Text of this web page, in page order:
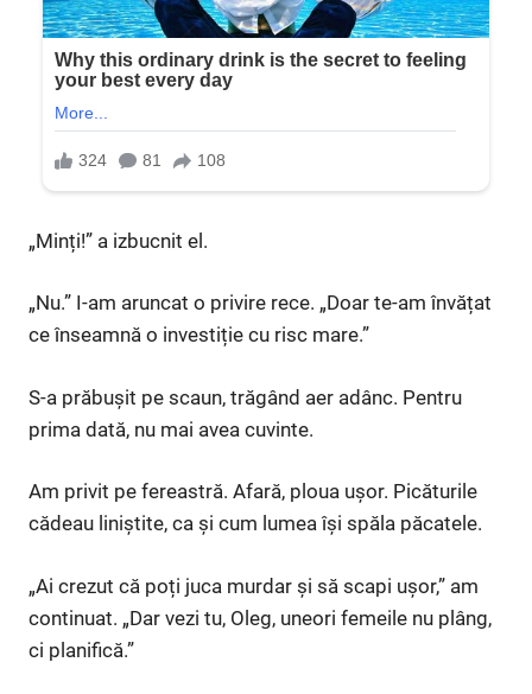
„Minți!” a izbucnit el.
„Nu.” I-am aruncat o privire rece. „Doar te-am învățat
ce înseamnă o investiție cu risc mare.”
S-a prăbușit pe scaun, trăgând aer adânc. Pentru
prima dată, nu mai avea cuvinte.
Am privit pe fereastră. Afară, ploua ușor. Picăturile
cădeau liniștite, ca și cum lumea își spăla păcatele.
„Ai crezut că poți juca murdar și să scapi ușor,” am
continuat. „Dar vezi tu, Oleg, uneori femeile nu plâng,
ci planifică.”